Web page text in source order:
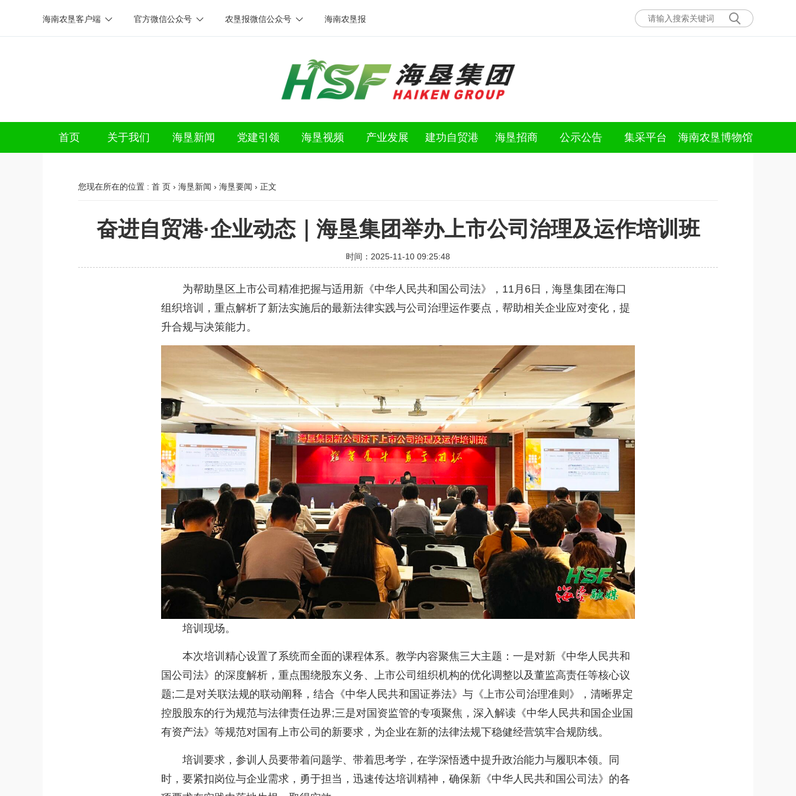
海南农垦客户端 官方微信公众号 农垦报微信公众号 海南农垦报
首页 关于我们 海垦新闻 党建引领 海垦视频 产业发展 建功自贸港 海垦招商 公示公告 集采平台 海南农垦博物馆
您现在所在的位置 : 首 页 › 海垦新闻 › 海垦要闻 › 正文
奋进自贸港·企业动态｜海垦集团举办上市公司治理及运作培训班
时间：2025-11-10 09:25:48
为帮助垦区上市公司精准把握与适用新《中华人民共和国公司法》，11月6日，海垦集团在海口
组织培训，重点解析了新法实施后的最新法律实践与公司治理运作要点，帮助相关企业应对变化，提
升合规与决策能力。
培训现场。
本次培训精心设置了系统而全面的课程体系。教学内容聚焦三大主题：一是对新《中华人民共和
国公司法》的深度解析，重点围绕股东义务、上市公司组织机构的优化调整以及董监高责任等核心议
题;二是对关联法规的联动阐释，结合《中华人民共和国证券法》与《上市公司治理准则》，清晰界定
控股股东的行为规范与法律责任边界;三是对国资监管的专项聚焦，深入解读《中华人民共和国企业国
有资产法》等规范对国有上市公司的新要求，为企业在新的法律法规下稳健经营筑牢合规防线。
培训要求，参训人员要带着问题学、带着思考学，在学深悟透中提升政治能力与履职本领。同
时，要紧扣岗位与企业需求，勇于担当，迅速传达培训精神，确保新《中华人民共和国公司法》的各